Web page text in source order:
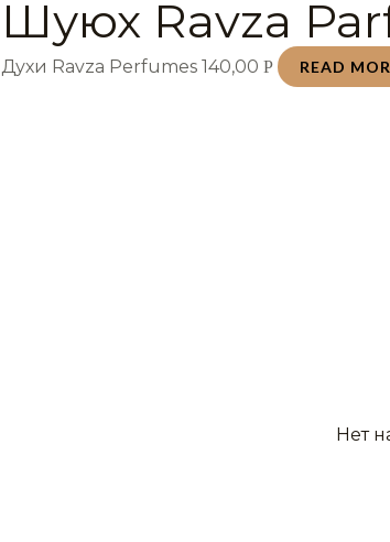
Шуюх Ravza
Духи Ravza Perfumes140,00Р READ
Нет